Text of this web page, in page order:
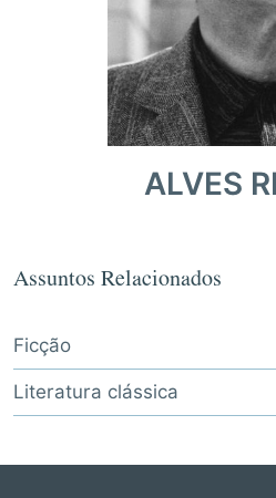
ALVES
Assuntos Relacionados
Ficção
Literatura clássica